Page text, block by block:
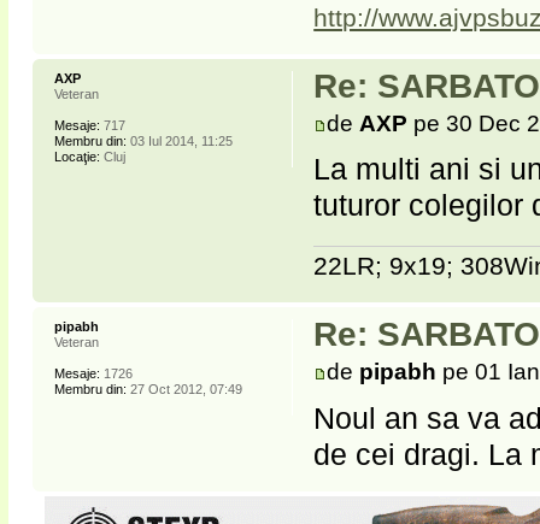
http://
Re:
de AXP pe 30 Dec
La multi ani si
tuturor colegilor
22LR; 9x19;
AXP
Veteran
Mesaje: 717
Membru din: 03 Iul 2014, 11:25
Locaţie: Cluj
Re:
de pipabh pe 01
Noul an sa va
de cei dragi. La
pipabh
Veteran
Mesaje: 1726
Membru din: 27 Oct 2012, 07:49